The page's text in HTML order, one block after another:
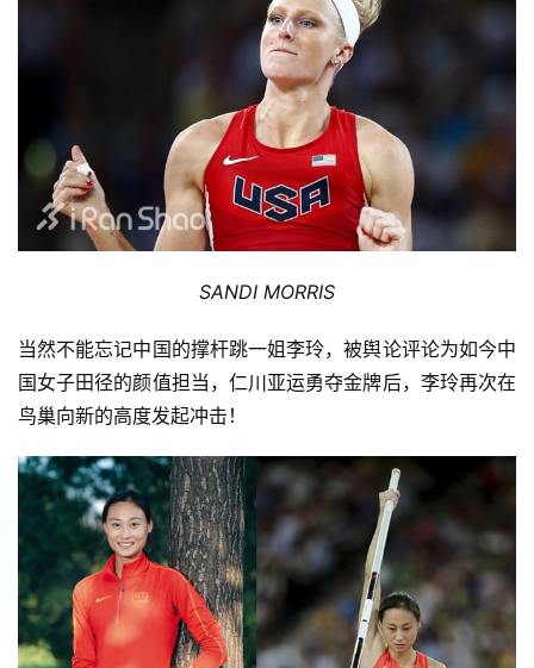
SANDI MORRIS
当然不能忘记中国的撑杆跳一姐李玲，被舆论评论为如今中
国女子田径的颜值担当，仁川亚运勇夺金牌后，李玲再次在
鸟巢向新的高度发起冲击！